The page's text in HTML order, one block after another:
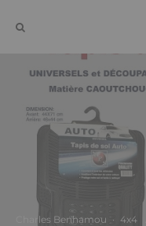
Charles Benhamou · 4x4